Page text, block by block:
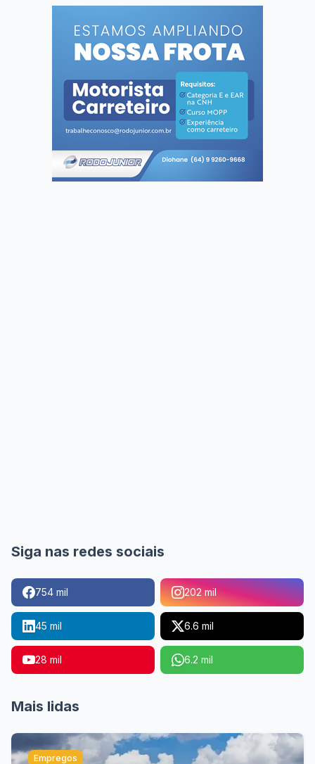
Siga nas redes sociais
754 mil 202 mil
45 mil 6.6 mil
28 mil 6.2 mil
Mais lidas
Empregos